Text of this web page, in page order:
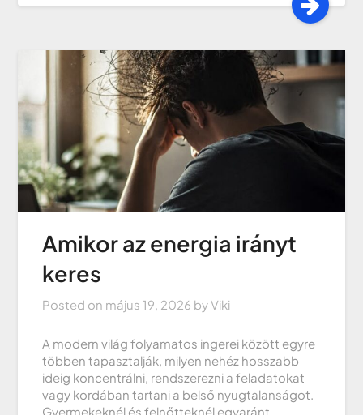
Amikor az energia irányt
keres
Posted on május 19, 2026 byViki
A modern világ folyamatos ingerei között egyre
többen tapasztalják, milyen nehéz hosszabb
ideig koncentrálni, rendszerezni a feladatokat
vagy kordában tartani a belső nyugtalanságot.
Gyermekeknél és felnőtteknél egyaránt